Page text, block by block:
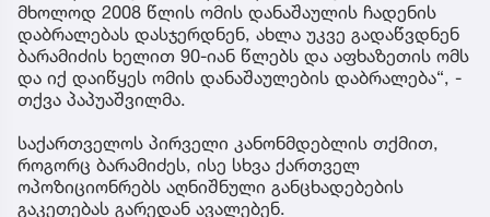
მხოლოდ 2008 წლის ომის დანაშაულის ჩადენის
დაბრალებას დასჯერდნენ, ახლა უკვე გადაწვდნენ
ბარამიძის ხელით 90-იან წლებს და აფხაზეთის ომს
და იქ დაიწყეს ომის დანაშაულების დაბრალება“, -
თქვა პაპუაშვილმა.
საქართველოს პირველი კანონმდებლის თქმით,
როგორც ბარამიძეს, ისე სხვა ქართველ
ოპოზიციონრებს აღნიშნული განცხადებების
გაკეთებას გარედან ავალებენ.